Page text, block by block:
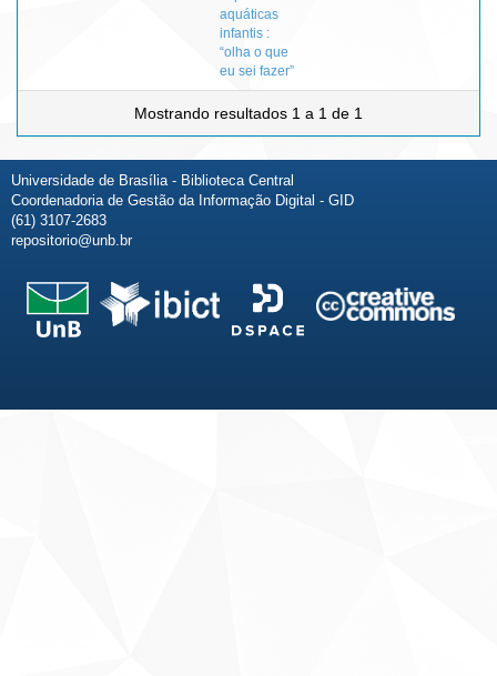
aquáticas
infantis :
“olha o que
eu sei fazer”
Mostrando resultados 1 a 1 de 1
Universidade de Brasília - Biblioteca Central
Coordenadoria de Gestão da Informação Digital - GID
(61) 3107-2683
repositorio@unb.br